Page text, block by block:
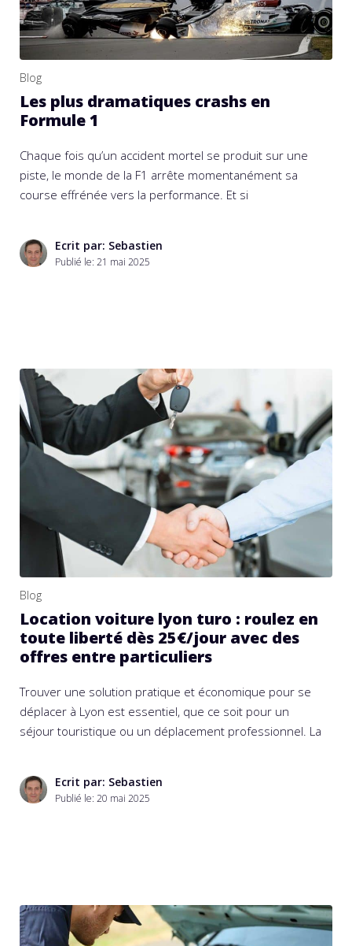
Blog
Les plus dramatiques crashs en
Formule 1
Chaque fois qu’un accident mortel se produit sur une
piste, le monde de la F1 arrête momentanément sa
course effrénée vers la performance. Et si
Ecrit par: Sebastien
Publié le: 21 mai 2025
Blog
Location voiture lyon turo : roulez en
toute liberté dès 25€/jour avec des
offres entre particuliers
Trouver une solution pratique et économique pour se
déplacer à Lyon est essentiel, que ce soit pour un
séjour touristique ou un déplacement professionnel. La
Ecrit par: Sebastien
Publié le: 20 mai 2025